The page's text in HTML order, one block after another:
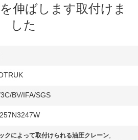
伸ばします取付けま
した
BV/IFA/SGS
ックによって取付けられる油圧クレーン,